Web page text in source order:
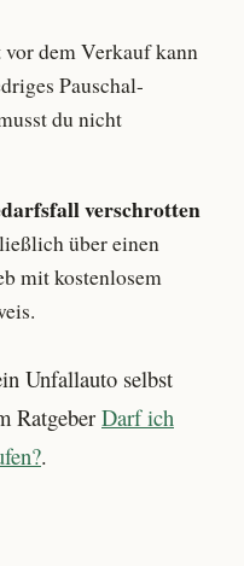
dem Verkauf kann
Pauschal-
du nicht
verschrotten
über einen
mit kostenlosem
Unfallauto selbst
Ratgeber Darf ich
.